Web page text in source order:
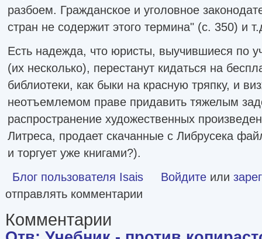
разбоем. Гражданское и уголовное
стран не содержит этого термина" (с. 350) и
Есть надежда, что юристы, выучившиеся по
(их несколько), перестанут кидаться на
библиотеки, как быки на красную тряпку, и
неотъемлемом праве придавить тяжелым
распространение художественных
Литреса, продает скачанные с Либрусека
и торгует уже книгами?).
Блог пользователя Isais
Войдите или
отправлять комментарии
Комментарии